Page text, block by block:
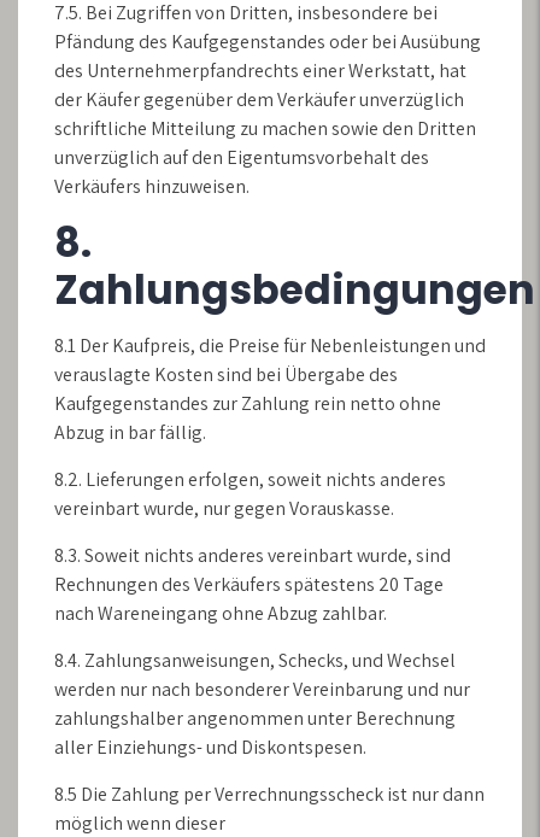
7.5. Bei Zugriffen von Dritten, insbesondere bei
Pfändung des Kaufgegenstandes oder bei Ausübung
des Unternehmerpfandrechts einer Werkstatt, hat
der Käufer gegenüber dem Verkäufer unverzüglich
schriftliche Mitteilung zu machen sowie den Dritten
unverzüglich auf den Eigentumsvorbehalt des
Verkäufers hinzuweisen.
8.
Zahlungsbedingungen
8.1 Der Kaufpreis, die Preise für Nebenleistungen und
verauslagte Kosten sind bei Übergabe des
Kaufgegenstandes zur Zahlung rein netto ohne
Abzug in bar fällig.
8.2. Lieferungen erfolgen, soweit nichts anderes
vereinbart wurde, nur gegen Vorauskasse.
8.3. Soweit nichts anderes vereinbart wurde, sind
Rechnungen des Verkäufers spätestens 20 Tage
nach Wareneingang ohne Abzug zahlbar.
8.4. Zahlungsanweisungen, Schecks, und Wechsel
werden nur nach besonderer Vereinbarung und nur
zahlungshalber angenommen unter Berechnung
aller Einziehungs- und Diskontspesen.
8.5 Die Zahlung per Verrechnungsscheck ist nur dann
möglich wenn dieser